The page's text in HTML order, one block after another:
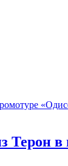
Терон в